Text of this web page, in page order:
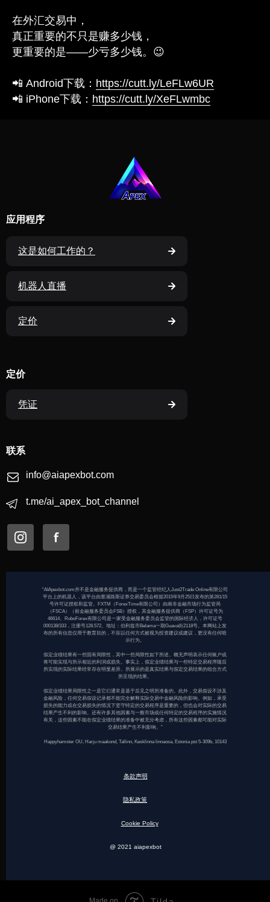
在外汇交易中，
真正重要的不只是赚多少钱，
更重要的是——少亏多少钱。😉
📲 Android下载： https://cutt.ly/LeFLw6UR
📲 iPhone下载： https://cutt.ly/XeFLwmbc
应用程序
这是如何工作的？
定价
联系
“AIApexbot.com并不是金融服务提供商，而是一个监管经纪人Just2Trade Online有限公司
平台上的机器人，该平台由塞浦路斯证券交易委员会根据2015年9月25日发布的第281/15
号许可证授权和监管。FXTM（ForexTime有限公司）由南非金融市场行为监管局
（FSCA）（前金融服务委员会FSB）授权，其金融服务提供商（FSP）许可证号为
46614。RoboForex有限公司是一家受金融服务委员会监管的国际经济人，许可证号
000138/333，注册号128.572。地址：伯利兹市Belama一期Guava街2118号。本网站上发
布的所有信息仅用于教育目的，不应以任何方式被视为投资建议或建议，更没有任何暗
示行为。
假定业绩结果有一些固有局限性，其中一些局限性如下所述。概无声明表示任何账户或
将可能实现与所示相近的利润或损失。事实上，假定业绩结果与一些特定交易程序随后
所实现的实际结果经常存在明显差异。所展示的是真实结果与假定交易结果的组合方式
所呈现的结果。
假定业绩结果局限性之一是它们通常是基于后见之明所准备的。此外，交易假设不涉及
金融风险，任何交易假设记录都不能完全解释实际交易中金融风险的影响。例如，承受
损失的能力或在交易损失的情况下坚守特定的交易程序是重要的，但也会对实际的交易
结果产生不利的影响。还有许多其他因素与一般市场或任何特定的交易程序的实施情况
有关，这些因素不能在假定业绩结果的准备中被充分考虑，所有这些因素都可能对实际
交易结果产生不利影响。”
Happyhamster OU, Harju maakond, Tallinn, Kesklinna linnaosa, Estonia pst 5-309b, 10143
条款声明
info@aiapexbot.com
t.me/ai_apex_bot_channel
隐私政策
Cookie Policy
@ 2021 aiapexbot
机器人直播
定价
凭证